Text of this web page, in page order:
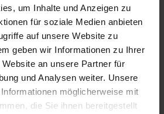
um Inhalte und Anzeigen zu
für soziale Medien anbieten
auf unsere Website zu
geben wir Informationen zu Ihrer
an unsere Partner für
und Analysen weiter. Unsere
möglicherweise mit
die Sie ihnen bereitgestellt